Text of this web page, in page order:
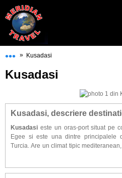
••• » Kusadasi
Kusadasi
Kusadasi, descriere
Kusadasi este un oras-port situat pe
Egee si este una dintre principalele
Turcia. Are un climat tipic
pe an, iar plajele cu nisip fin, apa
vacante de neuitat.